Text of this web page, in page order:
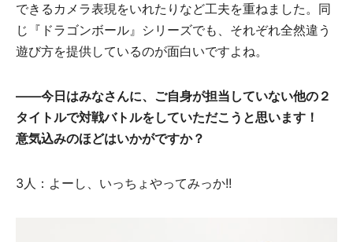
できるカメラ表現をいれたりなど工夫を重ねました。同
じ『ドラゴンボール』シリーズでも、それぞれ全然違う
遊び方を提供しているのが面白いですよね。
――今日はみなさんに、ご自身が担当していない他の２
タイトルで対戦バトルをしていただこうと思います！
意気込みのほどはいかがですか？
3人：よーし、いっちょやってみっか!!